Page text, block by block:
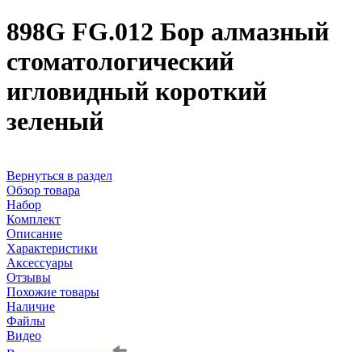
898G FG.012 Бор алмазный
стоматологический
игловидный короткий
зеленый
Вернуться в раздел
Обзор товара
Набор
Комплект
Описание
Характеристики
Аксессуары
Отзывы
Похожие товары
Наличие
Файлы
Видео